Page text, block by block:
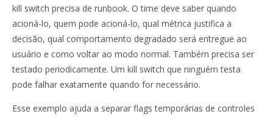
kill switch precisa de runbook. O time deve saber quando
acioná-lo, quem pode acioná-lo, qual métrica justifica a
decisão, qual comportamento degradado será entregue ao
usuário e como voltar ao modo normal. Também precisa ser
testado periodicamente. Um kill switch que ninguém testa
pode falhar exatamente quando for necessário.
Esse exemplo ajuda a separar flags temporárias de controles